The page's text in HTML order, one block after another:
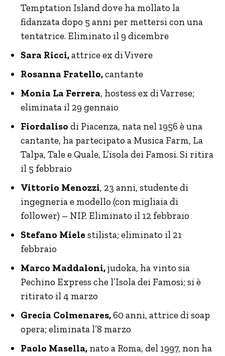
Temptation Island dove ha mollato la
fidanzata dopo 5 anni per mettersi con una
tentatrice. Eliminato il 9 dicembre
Sara Ricci,attrice ex di Vivere
Rosanna Fratello,cantante
Monia La Ferrera, hostess ex di Varrese;
eliminata il 29 gennaio
Fiordaliso di Piacenza, nata nel 1956 è una
cantante, ha partecipato a Musica Farm, La
Talpa, Tale e Quale, L’isola dei Famosi. Si ritira
il 5 febbraio
Vittorio Menozzi, 23 anni, studente di
ingegneria e modello (con migliaia di
follower) – NIP. Eliminato il 12 febbraio
Stefano Miele stilista; eliminato il 21
febbraio
Marco Maddaloni,judoka, ha vinto sia
Pechino Express che l’Isola dei Famosi; si è
ritirato il 4 marzo
Grecia Colmenares,60 anni, attrice di soap
opera; eliminata l’8 marzo
Paolo Masella, nato a Roma, del 1997, non ha